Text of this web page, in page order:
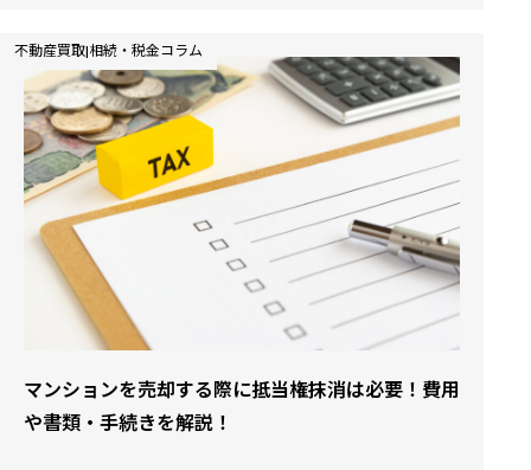
ナーチェンジ物件を売却する流れ オーナーチェンジ物件と
してマンションを売却することをお考えでしょうか。 本記
事では、そもそもオーナーチェンジとはどのようなもの
か、またメリット・デメリットや売却できない場合の対処
法、具体的な流れなど詳しく解説していきます。 オーナー
チェンジによる方法でのマンション売却を検討されている
方はぜひ参考に…
不動産買取|相続・税金コラム
マンションを売却する際に抵当権抹消は必要！費用
や書類・手続きを解説！